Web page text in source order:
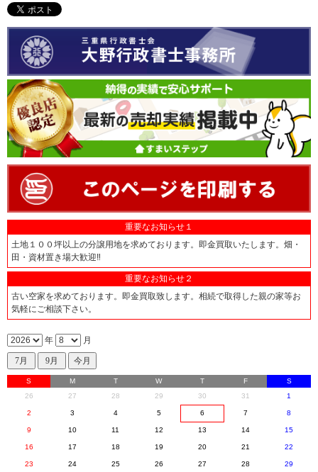
重要なお知らせ１
土地１００坪以上の分譲用地を求めております。即金買取いたします。畑・
田・資材置き場大歓迎‼
重要なお知らせ２
古い空家を求めております。即金買取致します。相続で取得した親の家等お
気軽にご相談下さい。
年 月
S M T W T F
S
26
27 28 29 30 31 1
2 3 4 5 6 7 8
9 10 11 12 13 14 15
16 17 18 19 20 21 22
23 24 25 26 27 28 29